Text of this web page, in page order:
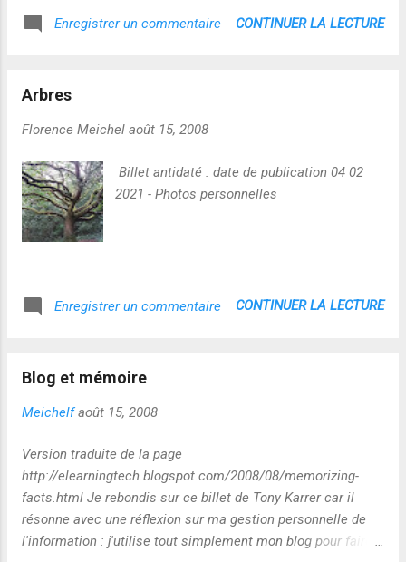
Enregistrer un commentaire CONTINUER LA LECTURE
Arbres
Florence Meichel août 15, 2008
Billet antidaté : date de publication 04 02
2021 - Photos personnelles
Enregistrer un commentaire CONTINUER LA LECTURE
Blog et mémoire
Meichelf août 15, 2008
Version traduite de la page
http://elearningtech.blogspot.com/2008/08/memorizing-
facts.html Je rebondis sur ce billet de Tony Karrer car il
résonne avec une réflexion sur ma gestion personnelle de
l'information : j'utilise tout simplement mon blog pour faire